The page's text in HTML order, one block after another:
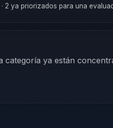
· 2 ya priorizados para una
categoría ya están